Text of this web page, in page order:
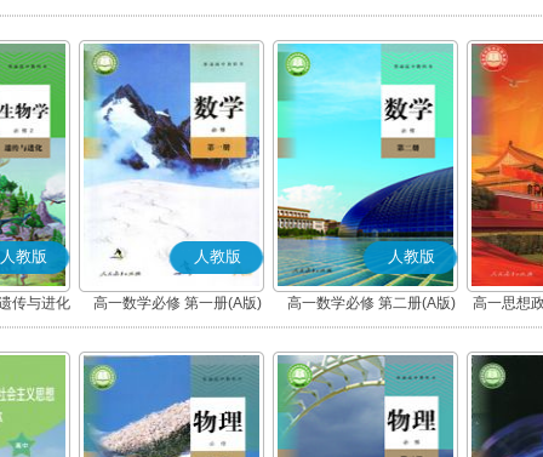
(
人教版
传与进化
人教版
高一数学必修 第一册(A版)
人教版
高一数学必修 第二册(A版)
高一思想
社会